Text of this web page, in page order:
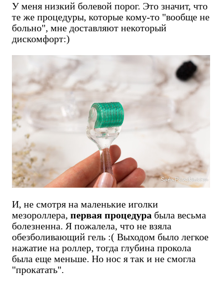
У меня низкий болевой порог. Это значит, что
те же процедуры, которые кому-то "вообще не
больно", мне доставляют некоторый
дискомфорт:)
И, не смотря на маленькие иголки
мезороллера, первая процедура была весьма
болезненна. Я пожалела, что не взяла
обезболивающий гель :( Выходом было легкое
нажатие на роллер, тогда глубина прокола
была еще меньше. Но нос я так и не смогла
"прокатать".